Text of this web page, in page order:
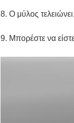
8. Ο μύλος
9. Μπορέστε να